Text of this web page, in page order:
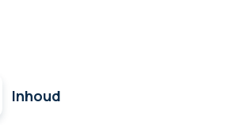
Inhoud